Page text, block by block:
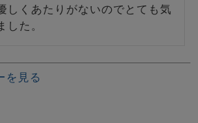
しくあたりがないのでとても気
した。
を見る